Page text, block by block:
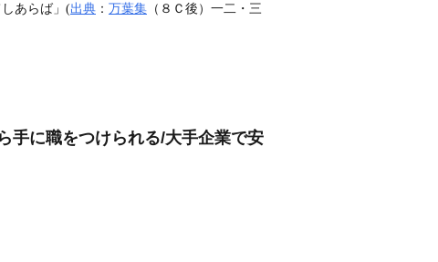
あらば」(出典 ： 万葉集 （８Ｃ後）一二・三
手に職をつけられる/大手企業で安